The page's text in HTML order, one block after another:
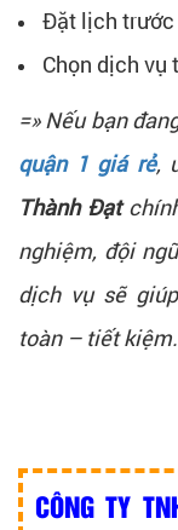
Đặt lịch
Chọn dịch
=» Nếu bạn
quận 1 giá rẻ,
Thành Đạt
nghiệm, đội
dịch vụ sẽ
toàn – tiết kiệm.
CÔNG TY